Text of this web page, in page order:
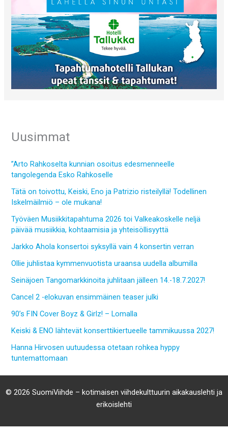
Uusimmat
”Arto Rahkoselta kunnian osoitus edesmenneelle
tangolegenda Esko Rahkoselle
Tätä on toivottu, Keiski, Eno ja Patrizio risteilyllä! Todellinen
Iskelmäilmiö – ole mukana!
Työväen Musiikkitapahtuma 2026 toi Valkeakoskelle neljä
päivää musiikkia, kohtaamisia ja yhteisöllisyyttä
Jarkko Ahola konsertoi syksyllä vain 4 konsertin verran
Ollie juhlistaa kymmenvuotista uraansa uudella albumilla
Seinäjoen Tangomarkkinoita juhlitaan jälleen 14.-18.7.2027!
Cancel 2 -elokuvan ensimmäinen teaser julki
90’s FIN Cover Boyz & Girlz! – Lomalla
Keiski & ENO lähtevät konserttikiertueelle tammikuussa 2027!
Hanna Hirvosen uutuudessa otetaan rohkea hyppy
tuntemattomaan
© 2026 SuomiViihde – kotimaisen viihdekulttuurin aikakauslehti ja
erikoislehti